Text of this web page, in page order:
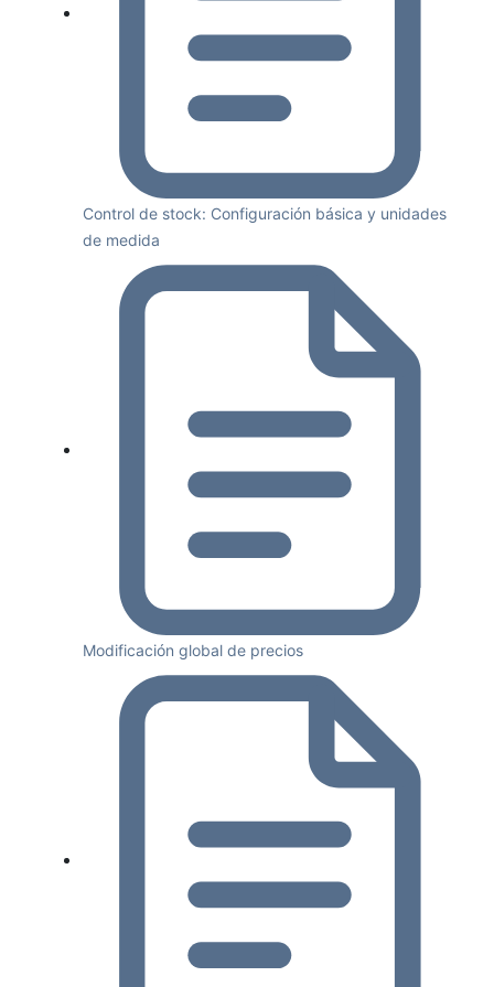
Control de stock: Configuración básica y unidades
de medida
Modificación global de precios